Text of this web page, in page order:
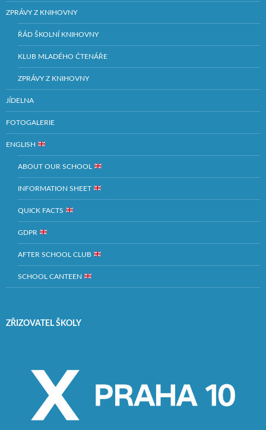
ZPRÁVY Z KNIHOVNY
ŘÁD ŠKOLNÍ KNIHOVNY
KLUB MLADÉHO ČTENÁŘE
ZPRÁVY Z KNIHOVNY
JÍDELNA
FOTOGALERIE
ENGLISH
ABOUT OUR SCHOOL
INFORMATION SHEET
QUICK FACTS
GDPR
AFTER SCHOOL CLUB
SCHOOL CANTEEN
ZŘIZOVATEL ŠKOLY